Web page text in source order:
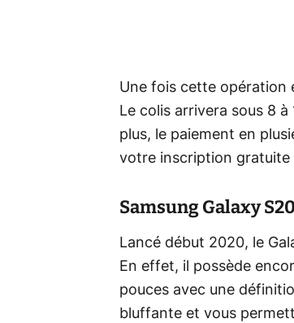
Une fois cette opération
Le colis arrivera sous 8
plus, le paiement en
votre inscription gratuite
Samsung Galaxy
Lancé début 2020, le
En effet, il possède
pouces avec une
bluffante et vous